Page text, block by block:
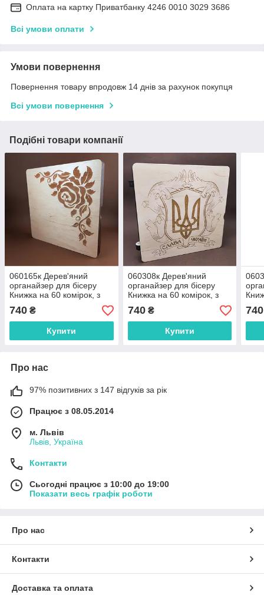
Оплата на картку Приватбанку 4246 0010 3029 3686
Всі умови оплати
Умови повернення
Повернення товару впродовж 14 днів за рахунок покупця
Всі умови повернення
Подібні товари компанії
060165к Дерев'яний
органайзер для бісеру
Книжка на 60 комірок, з
двома акриловими
кришками всередині,
кожна комірка
пронумерована
740 ₴
Купити
060308к Дерев'яний
органайзер для бісеру
Книжка на 60 комірок, з
двома акриловими
кришками всередині,
кожна комірка
пронумерована
740₴
Купити
740
Про нас
97% позитивних з 147 відгуків за рік
Працює з 08.05.2014
м. Львів
Львів, Україна
Контакти
Сьогодні працює з 10:00 до 19:00
Показати весь графік роботи
Про нас
Контакти
Доставка та оплата